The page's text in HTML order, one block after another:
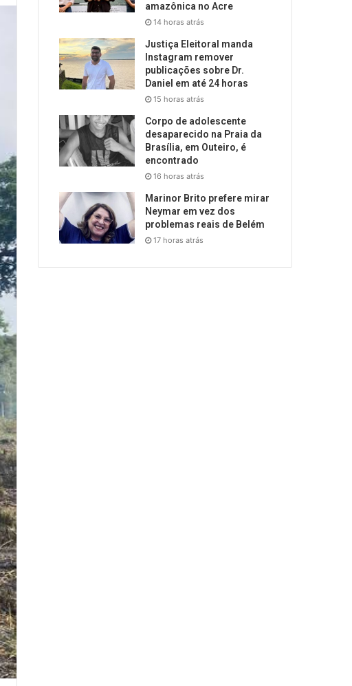
amazônica no Acre
14 horas atrás
Justiça Eleitoral manda
Instagram remover
publicações sobre Dr.
Daniel em até 24 horas
15 horas atrás
Corpo de adolescente
desaparecido na Praia da
Brasília, em Outeiro, é
encontrado
16 horas atrás
Marinor Brito prefere mirar
Neymar em vez dos
problemas reais de Belém
17 horas atrás